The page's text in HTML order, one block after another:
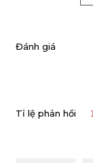
Đánh giá
Tỉ lệ phản hồi